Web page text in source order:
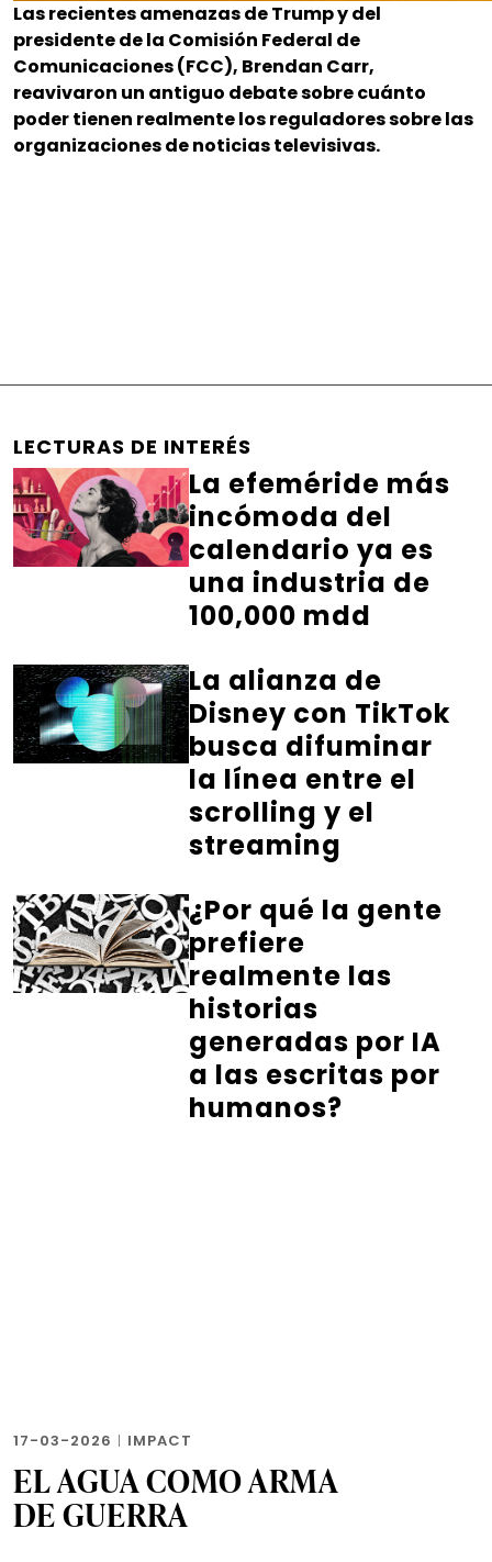
Las recientes amenazas de Trump y del
presidente de la Comisión Federal de
Comunicaciones (FCC), Brendan Carr,
reavivaron un antiguo debate sobre cuánto
poder tienen realmente los reguladores sobre las
organizaciones de noticias televisivas.
LECTURAS DE INTERÉS
La efeméride más
incómoda del
calendario ya es
una industria de
100,000 mdd
La alianza de
Disney con TikTok
busca difuminar
la línea entre el
scrolling y el
streaming
¿Por qué la gente
prefiere
realmente las
historias
generadas por IA
a las escritas por
humanos?
17-03-2026 | IMPACT
EL AGUA COMO ARMA
DE GUERRA